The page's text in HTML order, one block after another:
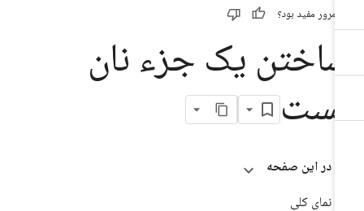
مرور مفید بود؟
یک جزء نان
در این صفحه
نمای کلی